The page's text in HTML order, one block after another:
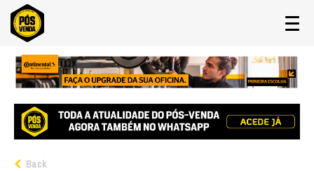
Back